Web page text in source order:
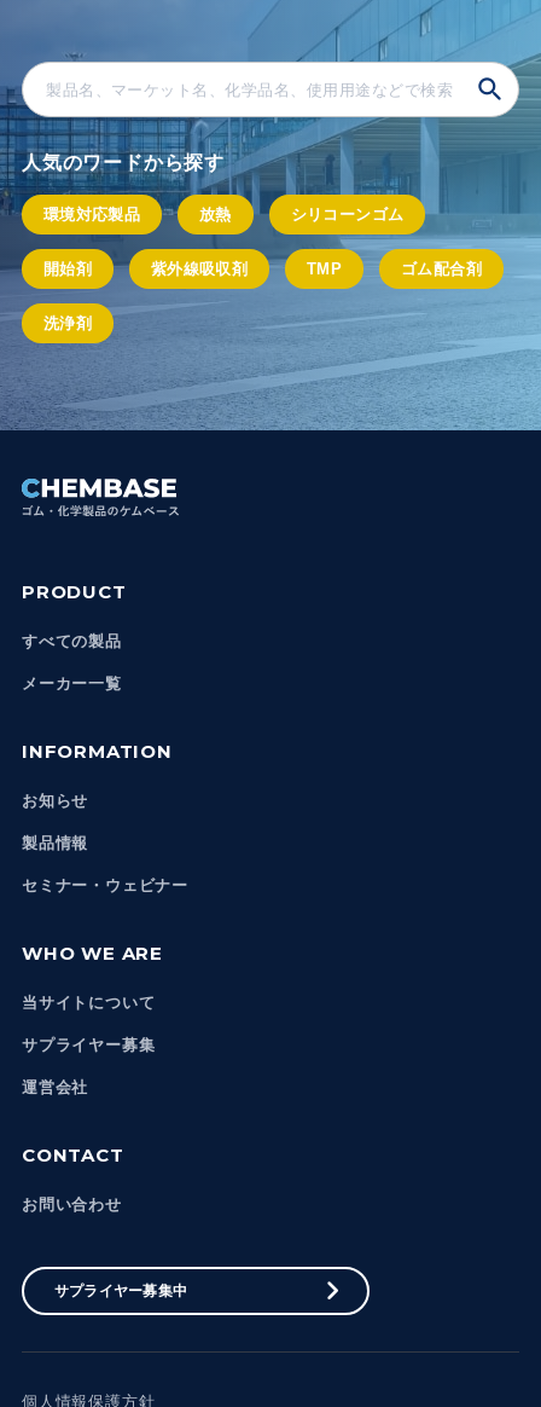
人気のワードから探す
環境対応製品 放熱 シリコーンゴム
開始剤 紫外線吸収剤 TMP ゴム配合剤
洗浄剤
PRODUCT
すべての製品
メーカー一覧
INFORMATION
お知らせ
製品情報
セミナー・ウェビナー
WHO WE ARE
当サイトについて
サプライヤー募集
運営会社
CONTACT
お問い合わせ
サプライヤー募集中
個人情報保護方針